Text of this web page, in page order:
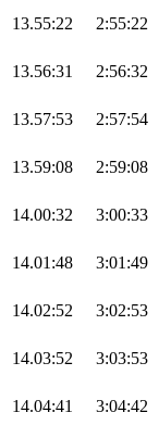
13.55:22 2:55:22
13.56:31 2:56:32
13.57:53 2:57:54
13.59:08 2:59:08
14.00:32 3:00:33
14.01:48 3:01:49
14.02:52 3:02:53
14.03:52 3:03:53
14.04:41 3:04:42